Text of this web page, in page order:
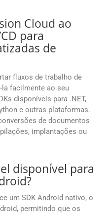
Cloud ao
para
de
fluxos de trabalho de
facilmente ao seu
disponíveis para .NET,
e outras plataformas.
de documentos
implantações ou
disponível para
um SDK Android nativo, o
permitindo que os